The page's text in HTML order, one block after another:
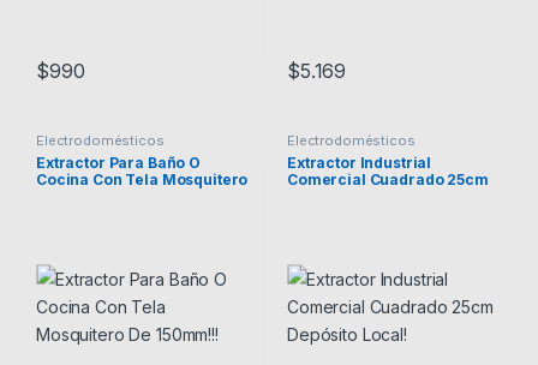
$990 $5.169
Electrodomésticos
Extractor Para Baño O
Cocina Con Tela Mosquitero
Electrodomésticos
Extractor Industrial
Comercial Cuadrado 25cm